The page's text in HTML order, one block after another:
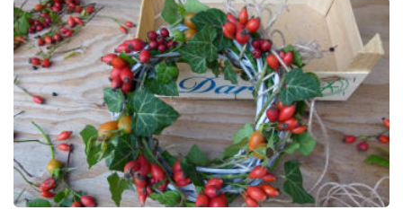
Zahrada
Design
Sledujte prima+
Přihlášení